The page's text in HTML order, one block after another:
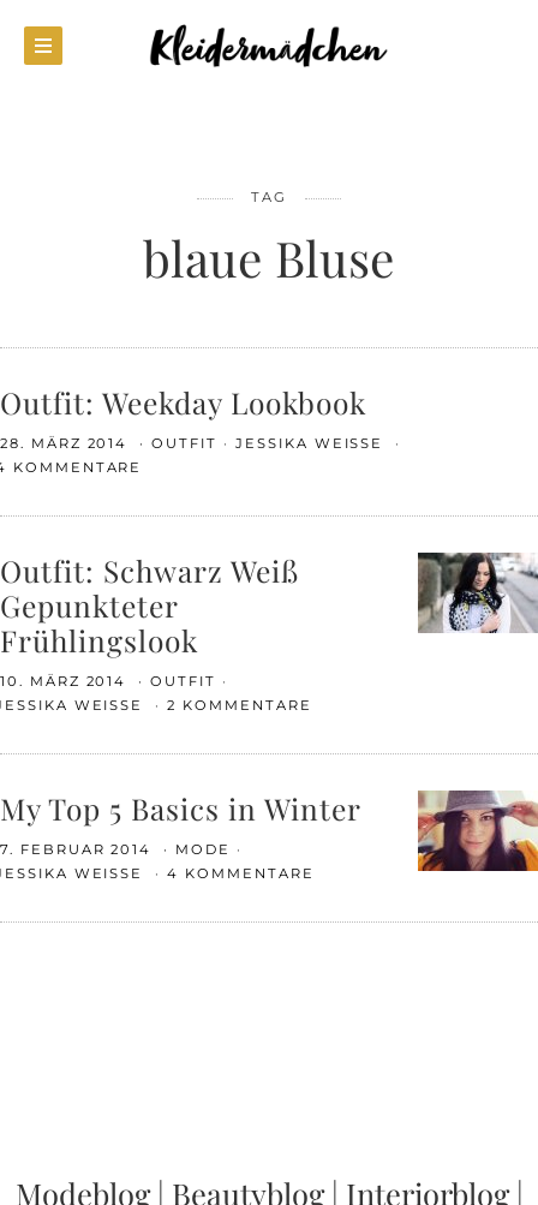
TAG
blaue Bluse
Outfit: Weekday Lookbook
28. MÄRZ 2014 OUTFIT
JESSIKA WEISSE
KOMMENTARE
Outfit: Schwarz Weiß
Gepunkteter
Frühlingslook
10. MÄRZ 2014
OUTFIT
WEISSE
2 KOMMENTARE
My Top 5 Basics in Winter
7. FEBRUAR 2014
MODE
WEISSE
4 KOMMENTARE
Modeblog| Beautyblog| Interiorblog|